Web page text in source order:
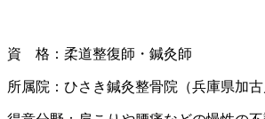
資 格：柔道整復師・鍼灸師
所属院：ひさき鍼灸整骨院（兵庫県加古